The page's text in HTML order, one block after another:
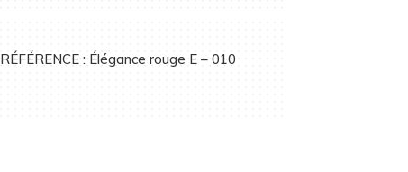
RÉFÉRENCE : Élégance rouge E – 010